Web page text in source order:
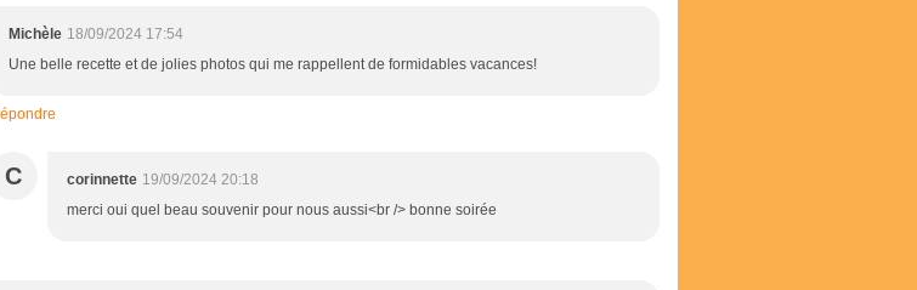
Michèle 18/09/2024 17:54
Une belle recette et de jolies photos qui me rappellent de formidables vacances!
C corinnette 19/09/2024 20:18
merci oui quel beau souvenir pour nous aussi<br /> bonne soirée